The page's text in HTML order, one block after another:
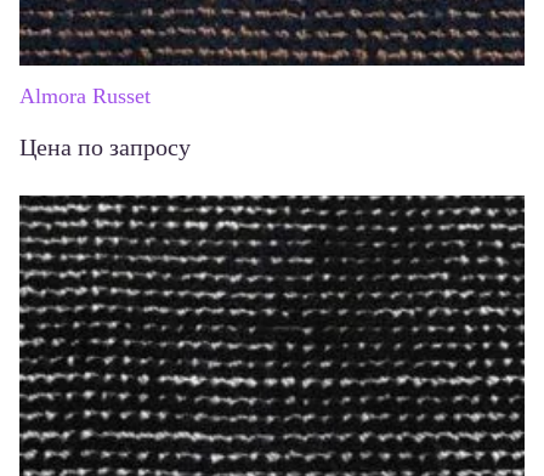
Almora Russet
Цена по запросу